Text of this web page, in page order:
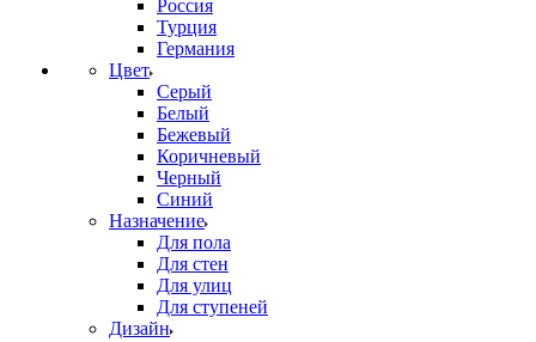
Россия
Турция
Германия
Цвет
Серый
Белый
Бежевый
Коричневый
Черный
Синий
Назначение
Для пола
Для стен
Для улиц
Для ступеней
Дизайн